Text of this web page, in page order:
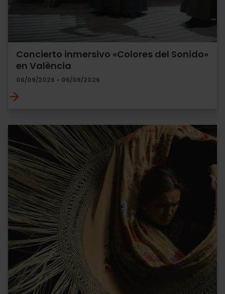
Concierto inmersivo «Colores del Sonido»
en València
06/09/2026 - 06/09/2026